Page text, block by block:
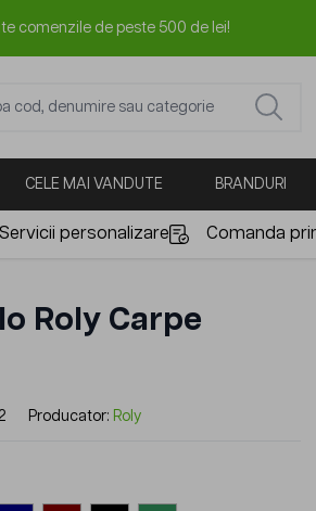
comenzile de peste 500 de lei!
CELE MAI VANDUTE BRANDURI
Servicii personalizare Comanda
Roly Carpe
Producator: Roly